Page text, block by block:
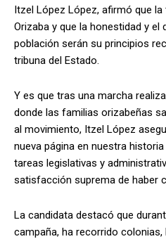
Itzel López López, afirmó que
Orizaba y que la honestidad y
población serán su principios
tribuna del Estado.
Y es que tras una marcha
donde las familias orizabeñas
al movimiento, Itzel López
nueva página en nuestra
tareas legislativas y
satisfacción suprema de haber
La candidata destacó que
campaña, ha recorrido